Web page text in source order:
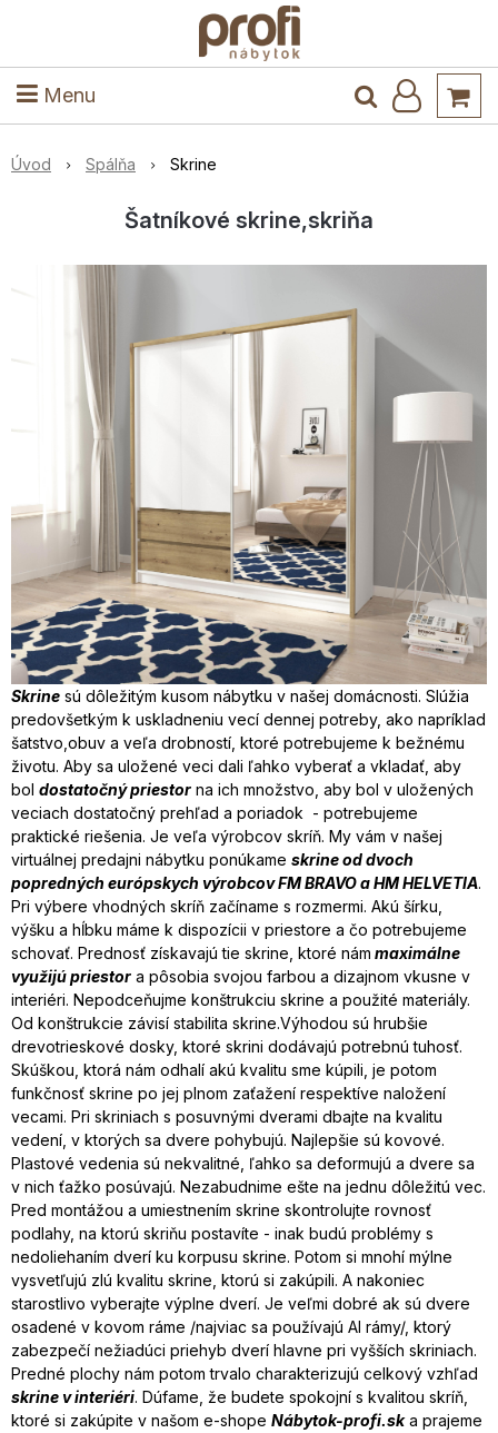
Menu
Kuchyňa a jedáleň
Úvod Spálňa Skrine
Šatníkové skrine,skriňa
Skrine sú dôležitým kusom nábytku v našej domácnosti. Slúžia
predovšetkým k uskladneniu vecí dennej potreby, ako napríklad
šatstvo,obuv a veľa drobností, ktoré potrebujeme k bežnému
životu. Aby sa uložené veci dali ľahko vyberať a vkladať, aby
bol dostatočný priestor na ich množstvo, aby bol v uložených
veciach dostatočný prehľad a poriadok - potrebujeme
praktické riešenia. Je veľa výrobcov skríň. My vám v našej
virtuálnej predajni nábytku ponúkame skrine od dvoch
popredných európskych výrobcov FM BRAVO a HM HELVETIA.
Pri výbere vhodných skríň začíname s rozmermi. Akú šírku,
výšku a hĺbku máme k dispozícii v priestore a čo potrebujeme
schovať. Prednosť získavajú tie skrine, ktoré nám maximálne
využijú priestor a pôsobia svojou farbou a dizajnom vkusne v
interiéri. Nepodceňujme konštrukciu skrine a použité materiály.
Od konštrukcie závisí stabilita skrine.Výhodou sú hrubšie
drevotrieskové dosky, ktoré skrini dodávajú potrebnú tuhosť.
Skúškou, ktorá nám odhalí akú kvalitu sme kúpili, je potom
funkčnosť skrine po jej plnom zaťažení respektíve naložení
vecami. Pri skriniach s posuvnými dverami dbajte na kvalitu
vedení, v ktorých sa dvere pohybujú. Najlepšie sú kovové.
Plastové vedenia sú nekvalitné, ľahko sa deformujú a dvere sa
v nich ťažko posúvajú. Nezabudnime ešte na jednu dôležitú vec.
Pred montážou a umiestnením skrine skontrolujte rovnosť
podlahy, na ktorú skriňu postavíte - inak budú problémy s
nedoliehaním dverí ku korpusu skrine. Potom si mnohí mýlne
vysvetľujú zlú kvalitu skrine, ktorú si zakúpili. A nakoniec
starostlivo vyberajte výplne dverí. Je veľmi dobré ak sú dvere
osadené v kovom ráme /najviac sa používajú Al rámy/, ktorý
zabezpečí nežiadúci priehyb dverí hlavne pri vyšších skriniach.
Predné plochy nám potom trvalo charakterizujú celkový vzhľad
skrine v interiéri. Dúfame, že budete spokojní s kvalitou skríň,
ktoré si zakúpite v našom e-shope Nábytok-profi.ska prajeme